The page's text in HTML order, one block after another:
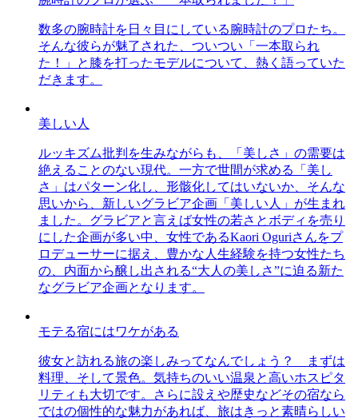
数多の腕時計を日々目にしている腕時計のプロたち。
そんな彼らが魅了された、ついつい「一本取られ
た！」と膝を打ったモデルについて、熱く語っていた
だきます。
美しい人
ルッキズム批判を生みながらも、「美しさ」の需要は
絶えることのない現代。一方で世間が求める「美し
さ」はパターン化し、形骸化してはいないか、そんな
思いから、新しいグラビア企画「美しい人」が生まれ
ました。グラビアと言えば女性の若さとボディを売り
にした企画が多い中、女性であるKaori Oguriさんをプ
ロデューサーに据え、豊かな人生経験を持つ女性たち
の、内面から醸し出される“大人の美しさ”に迫る新た
なグラビア企画となります。
モテる宿にはワケがある
彼女と訪れる旅の楽しみってなんでしょう？ まずは
料理、そして景色。気持ちのいい温泉と高いホスピタ
リティも大切です。さらに設えや歴史などその宿なら
ではの個性的な魅力があれば、旅はきっと素晴らしい